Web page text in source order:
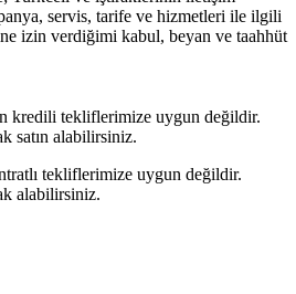
servis, tarife ve hizmetleri ile ilgili
izin verdiğimi kabul, beyan ve taahhüt
kredili tekliflerimize uygun değildir.
satın alabilirsiniz.
tekliflerimize uygun değildir.
alabilirsiniz.